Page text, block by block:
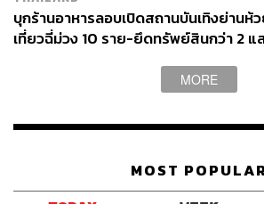
บุกร้านอาหารลอบเปิดสถานบันเทิงย่านห้
เที่ยวฉี่ม่วง 10 ราย-ยึดทรัพย์สินกว่า 2 แ
MORE
MOST